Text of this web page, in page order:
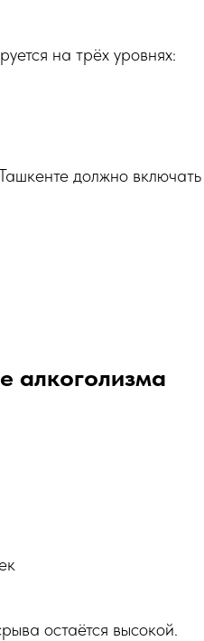
на трёх уровнях:
должно
алкоголизма
остаётся высокой.